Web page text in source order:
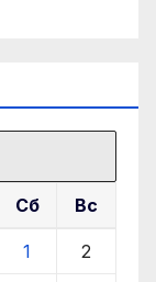
Сб Вс
1 2